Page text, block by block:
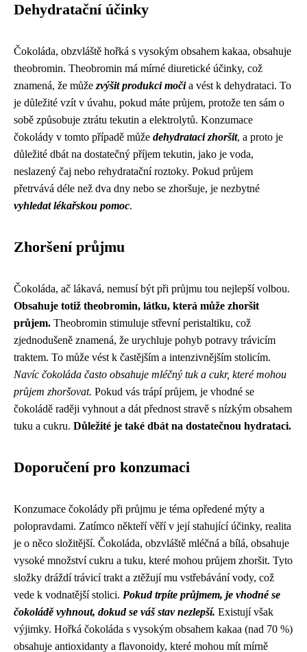
Dehydratační účinky
Čokoláda, obzvláště hořká s vysokým obsahem kakaa, obsahuje
theobromin. Theobromin má mírné diuretické účinky, což
znamená, že může zvýšit produkci močia vést k dehydrataci. To
je důležité vzít v úvahu, pokud máte průjem, protože ten sám o
sobě způsobuje ztrátu tekutin a elektrolytů. Konzumace
čokolády v tomto případě může dehydrataci zhoršit, a proto je
důležité dbát na dostatečný příjem tekutin, jako je voda,
neslazený čaj nebo rehydratační roztoky. Pokud průjem
přetrvává déle než dva dny nebo se zhoršuje, je nezbytné
vyhledat lékařskou pomoc.
Zhoršení průjmu
Čokoláda, ač lákavá, nemusí být při průjmu tou nejlepší volbou.
Obsahuje totiž theobromin, látku, která může zhoršit
průjem. Theobromin stimuluje střevní peristaltiku, což
zjednodušeně znamená, že urychluje pohyb potravy trávicím
traktem. To může vést k častějším a intenzivnějším stolicím.
Navíc čokoláda často obsahuje mléčný tuk a cukr, které mohou
průjem zhoršovat. Pokud vás trápí průjem, je vhodné se
čokoládě raději vyhnout a dát přednost stravě s nízkým obsahem
tuku a cukru. Důležité je také dbát na dostatečnou hydrataci.
Doporučení pro konzumaci
Konzumace čokolády při průjmu je téma opředené mýty a
polopravdami. Zatímco někteří věří v její stahující účinky, realita
je o něco složitější. Čokoláda, obzvláště mléčná a bílá, obsahuje
vysoké množství cukru a tuku, které mohou průjem zhoršit. Tyto
složky dráždí trávicí trakt a ztěžují mu vstřebávání vody, což
vede k vodnatější stolici. Pokud trpíte průjmem, je vhodné se
čokoládě vyhnout, dokud se váš stav nezlepší. Existují však
výjimky. Hořká čokoláda s vysokým obsahem kakaa (nad 70 %)
obsahuje antioxidanty a flavonoidy, které mohou mít mírně